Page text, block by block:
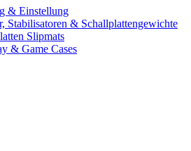
& Einstellung
Stabilisatoren & Schallplattengewichte
Slipmats
& Game Cases